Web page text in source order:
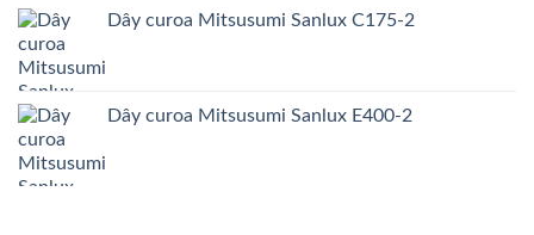
Dây curoa Mitsusumi Sanlux C175-2
Dây curoa Mitsusumi Sanlux E400-2